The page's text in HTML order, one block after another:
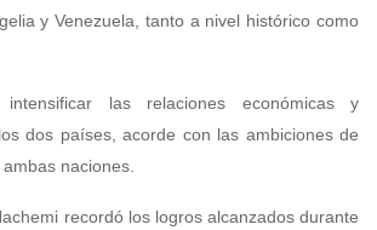
y Venezuela, tanto a nivel histórico como
intensificar las relaciones económicas y
dos países, acorde con las ambiciones de
naciones.
recordó los logros alcanzados durante